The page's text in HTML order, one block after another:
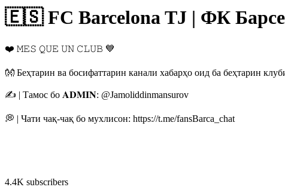
🇪🇸 FC Barcelona TJ | ФК
❤️ 𝙼𝙴𝚂 𝚀𝚄𝙴 𝚄𝙽 𝙲𝙻𝚄𝙱 💙
👐 Беҳтарин ва босифаттарин канали хабарҳо оид ба беҳтарин
✍️ | Тамос бо 𝐀𝐃𝐌𝐈𝐍: @Jamoliddinmansurov
💭 | Чати чақ-чақ бо мухлисон: https://t.me/fansBarca_chat
4.4K subscribers